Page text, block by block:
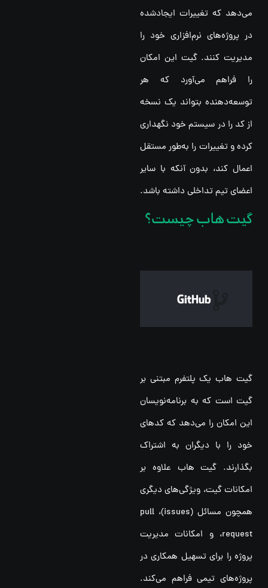
می‌دهد که تغییرات ایجادشده
در پروژه‌های نرم‌افزاری خود را
مدیریت کنند. گیت این امکان
را فراهم می‌آورد که هر
توسعه‌دهنده بتواند یک نسخه
از کد را در سیستم خود نگهداری
کرده و تغییرات را به‌طور مستقل
اعمال کند، بدون آنکه با سایر
اعضای تیم تداخلی داشته باشد.
گیت هاب چیست؟
گیت هاب یک پلتفرم مبتنی بر
گیت است که به برنامه‌نویسان
این امکان را می‌دهد که کدهای
خود را با دیگران به اشتراک
بگذارند. گیت هاب علاوه بر
امکانات گیت، ویژگی‌های دیگری
همچون مسائل (issues)، pull
request، و امکانات مدیریت
پروژه را برای تسهیل همکاری در
پروژه‌های تیمی فراهم می‌کند.